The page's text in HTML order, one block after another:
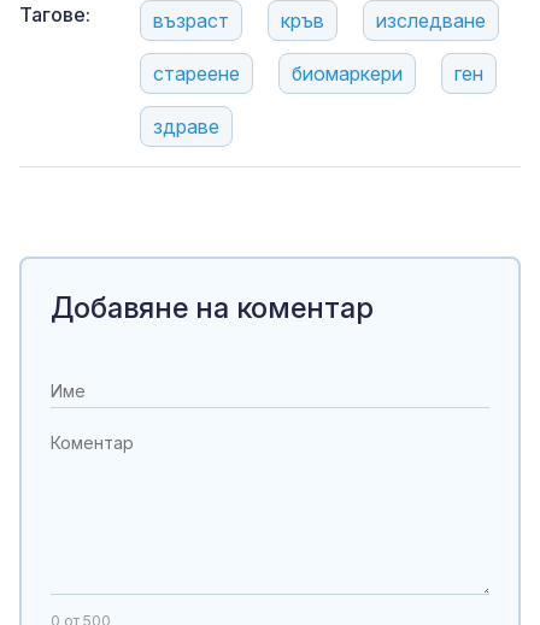
Тагове: възраст кръв изследване
стареене биомаркери ген
здраве
Добавяне на коментар
0 от 500